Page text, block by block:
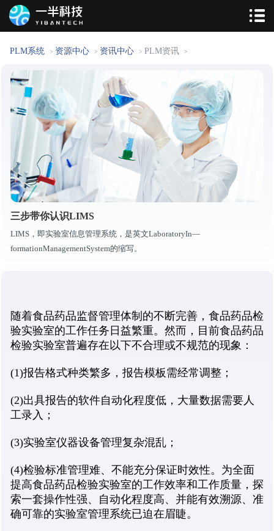
PLM系统 > 资源中心 > 资讯中心 > PLM资讯 >
三步带你认识LIMS
LIMS，即实验室信息管理系统，是英文LaboratoryIn—
formationManagementSystem的缩写。
随着食品药品监督管理体制的不断完善，食品药品检
验实验室的工作任务日益繁重。然而，目前食品药品
检验实验室普遍存在以下不合理或不规范的现象：
(1)报告格式种类繁多，报告模板需经常调整；
(2)出具报告的软件自动化程度低，大量数据需要人
工录入；
(3)实验室仪器设备管理复杂混乱；
(4)检验标准管理难、不能充分保证时效性。为全面
提高食品药品检验实验室的工作效率和工作质量，探
索一套操作性强、自动化程度高、并能有效溯源、准
确可靠的实验室管理系统已迫在眉睫。